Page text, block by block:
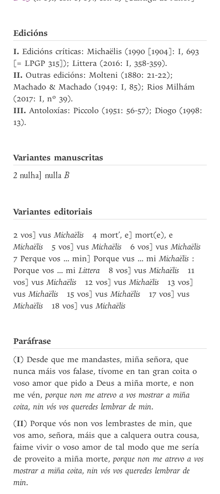
Edicións
I. Edicións críticas: Michaëlis (1990 [1904]: I, 693
[= LPGP 315]); Littera (2016: I, 358-359).
II. Outras edicións: Molteni (1880: 21-22);
Machado & Machado (1949: I, 85); Rios Milhám
(2017: I, nº 39).
III. Antoloxías: Piccolo (1951: 56-57); Diogo (1998:
13).
Variantes manuscritas
2 nulha] nullaB
Variantes editoriais
2 vos] vusMichaëlis4 mort’, e] mort(e), e
Michaëlis 5 vos] vusMichaëlis 6 vos] vusMichaëlis
7 Perque vos ... min] Porque vus ... miMichaëlis :
Porque vos ... miLittera 8 vos] vusMichaëlis 11
vos] vusMichaëlis 12 vos] vusMichaëlis 13 vos]
vusMichaëlis 15 vos] vusMichaëlis 17 vos] vus
Michaëlis 18 vos] vusMichaëlis
Paráfrase
(I) Desde que me mandastes, miña señora, que
nunca máis vos falase, tívome en tan gran coita o
voso amor que pido a Deus a miña morte, e non
me vén,porque non me atrevo a vos mostrar a miña
coita, nin vós vos queredes lembrar de min.
(II) Porque vós non vos lembrastes de min, que
vos amo, señora, máis que a calquera outra cousa,
faime vivir o voso amor de tal modo que me sería
de proveito a miña morte,porque non me atrevo a vos
mostrar a miña coita, nin vós vos queredes lembrar de
min.